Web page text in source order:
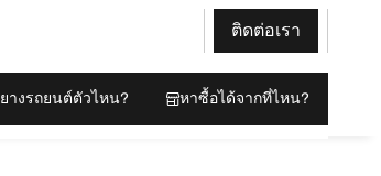
ติดต่อเรา
ยางรถยนต์ตัวไหน? หาซื้อได้จากที่ไหน?